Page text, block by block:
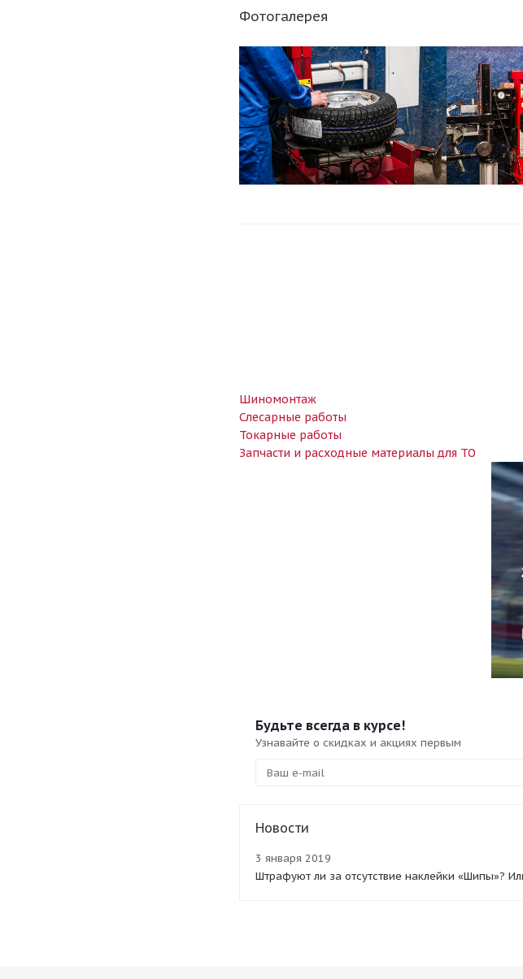
Фотогалерея
Шиномонтаж
Слесарные работы
Токарные работы
Запчасти и расходные материалы для ТО
Будьте всегда в курсе!
Узнавайте о скидках и акциях первым
Новости
3 января 2019
Штрафуют ли за отсутствие наклейки «Шипы»?